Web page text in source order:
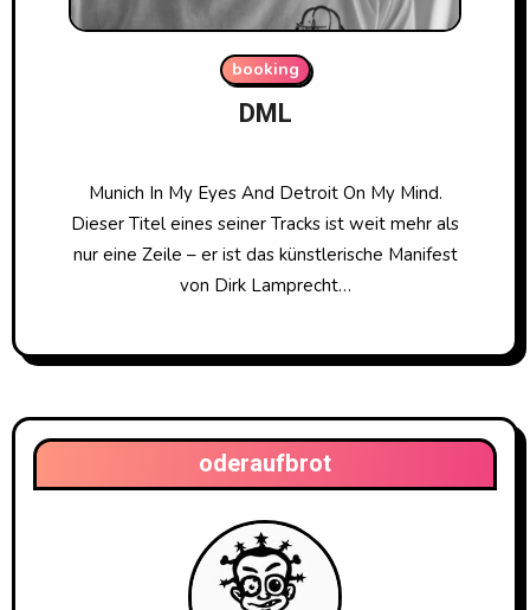
booking
DML
Munich In My Eyes And Detroit On My Mind.
Dieser Titel eines seiner Tracks ist weit mehr als
nur eine Zeile – er ist das künstlerische Manifest
von Dirk Lamprecht…
oderaufbrot